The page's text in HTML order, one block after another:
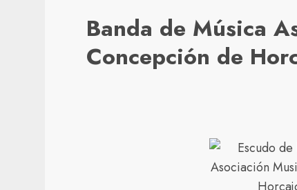
Banda de Música
Concepción de